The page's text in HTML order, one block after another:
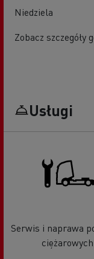
Niedziela
Zobacz szczegóły
Usługi
Serwis i naprawa
ciężarowych